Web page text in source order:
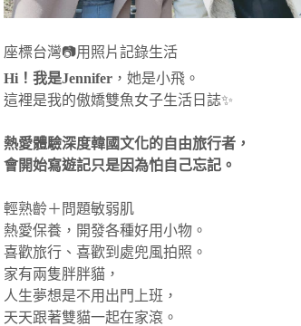
座標台灣📷用照片記錄生活
Hi！我是Jennifer ，她是小飛。
這裡是我的傲嬌雙魚女子生活日誌✨
熱愛體驗深度韓國文化的自由旅行者，
會開始寫遊記只是因為怕自己忘記。
輕熟齡＋問題敏弱肌
熱愛保養，開發各種好用小物。
喜歡旅行、喜歡到處兜風拍照。
家有兩隻胖胖貓，
人生夢想是不用出門上班，
天天跟著雙貓一起在家滾。